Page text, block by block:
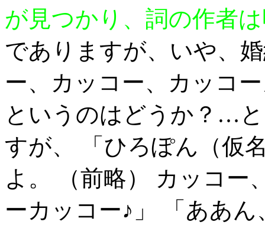
が見つかり、詞の作者
でありますが、いや、
ー、カッコー、カッコ
というのはどうか？…
すが、 「ひろぽん（仮
よ。 （前略） カッコー
ーカッコー♪」 「ああ